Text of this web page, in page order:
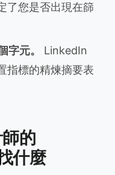
了您是否出現在篩
元。
LinkedIn
指標的精煉摘要表
的
什麼